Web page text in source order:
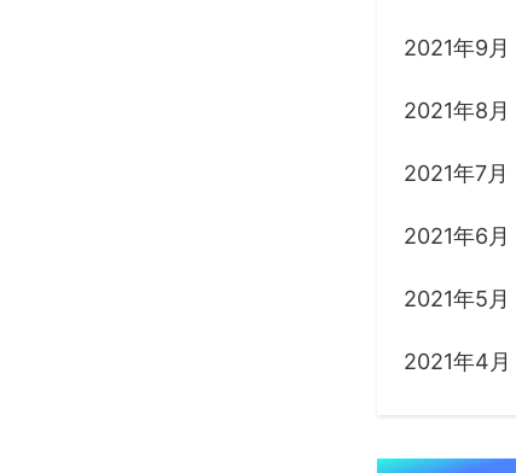
2021年9月
2021年8月
2021年7月
2021年6月
2021年5月
2021年4月